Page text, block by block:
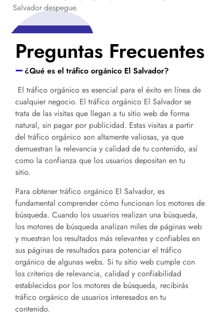
Salvador despegue.
¿Qué es el tráfico orgánico El Salvador?
El tráfico orgánico es esencial para el éxito en línea de
cualquier negocio. El tráfico orgánico El Salvador se
trata de las visitas que llegan a tu sitio web de forma
natural, sin pagar por publicidad. Estas visitas a partir
del tráfico orgánico son altamente valiosas, ya que
demuestran la relevancia y calidad de tu contenido, así
como la confianza que los usuarios depositan en tu
sitio.
Para obtener tráfico orgánico El Salvador, es
fundamental comprender cómo funcionan los motores de
búsqueda. Cuando los usuarios realizan una búsqueda,
los motores de búsqueda analizan miles de páginas web
y muestran los resultados más relevantes y confiables en
sus páginas de resultados para potenciar el tráfico
orgánico de algunas webs. Si tu sitio web cumple con
los criterios de relevancia, calidad y confiabilidad
establecidos por los motores de búsqueda, recibirás
tráfico orgánico de usuarios interesados en tu
contenido.
Preguntas Frecuentes